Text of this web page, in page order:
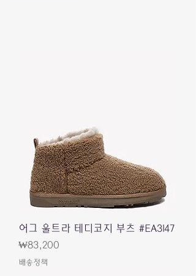
어그 울트라 테디코지 부츠 #EA3147
價格
₩83,200
배송정책